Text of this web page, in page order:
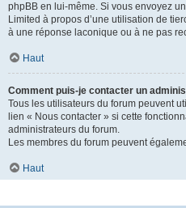
phpBB en lui-même. Si vous envoyez
Limited à propos d’une utilisation de
à une réponse laconique ou à ne pas
Haut
Comment puis-je contacter un
Tous les utilisateurs du forum peuvent
lien « Nous contacter » si cette
administrateurs du forum.
Les membres du forum peuvent
Haut